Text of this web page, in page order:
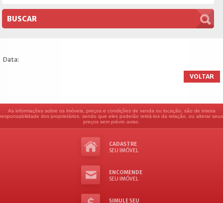
Data:
VOLTAR
As informações sobre os imóveis, preços e condições de venda ou locação, são de inteira
responsabilidade dos proprietários, sendo que eles poderão retirá-los da relação, ou alterar seus
preços sem prévio aviso.
CADASTRE
SEU IMÓVEL
ENCOMENDE
SEU IMÓVEL
SIMULE SEU